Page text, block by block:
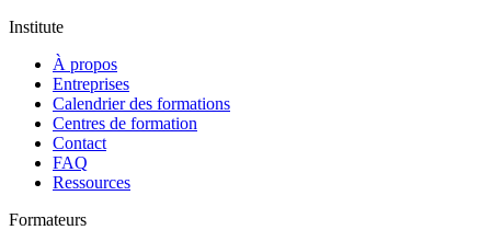
Institute
À propos
Entreprises
Calendrier des formations
Centres de formation
Contact
FAQ
Ressources
Formateurs